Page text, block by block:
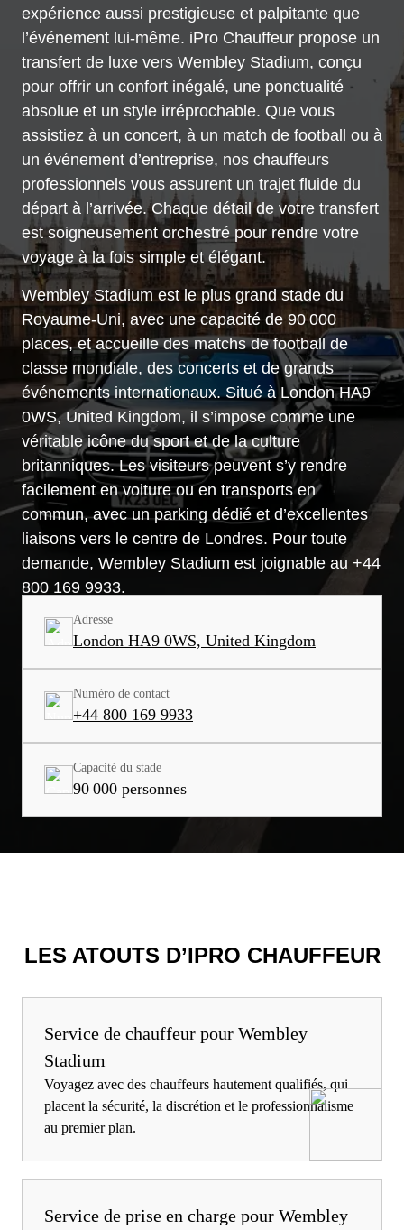
expérience aussi prestigieuse et palpitante que
l’événement lui-même. iPro Chauffeur propose un
transfert de luxe vers Wembley Stadium, conçu
pour offrir un confort inégalé, une ponctualité
absolue et un style irréprochable. Que vous
assistiez à un concert, à un match de football ou à
un événement d’entreprise, nos chauffeurs
professionnels vous assurent un trajet fluide du
départ à l’arrivée. Chaque détail de votre transfert
est soigneusement orchestré pour rendre votre
voyage à la fois simple et élégant.
Wembley Stadium est le plus grand stade du
Royaume-Uni, avec une capacité de 90 000
places, et accueille des matchs de football de
classe mondiale, des concerts et de grands
événements internationaux. Situé à London HA9
0WS, United Kingdom, il s’impose comme une
véritable icône du sport et de la culture
britanniques. Les visiteurs peuvent s’y rendre
facilement en voiture ou en transports en
commun, avec un parking dédié et d’excellentes
liaisons vers le centre de Londres. Pour toute
demande, Wembley Stadium est joignable au +44
800 169 9933.
Adresse
London HA9 0WS, United Kingdom
Numéro de contact
+44 800 169 9933
Capacité du stade
90 000 personnes
LES ATOUTS D’IPRO CHAUFFEUR
Service de chauffeur pour Wembley
Stadium
Voyagez avec des chauffeurs hautement qualifiés, qui
placent la sécurité, la discrétion et le professionnalisme
au premier plan.
Service de prise en charge pour Wembley